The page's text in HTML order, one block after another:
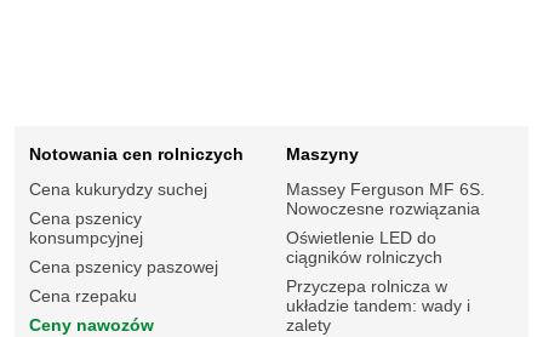
Notowania cen rolniczych
Cena kukurydzy suchej
Cena pszenicy
konsumpcyjnej
Cena pszenicy paszowej
Cena rzepaku
Ceny nawozów
Maszyny
Massey Ferguson MF 6S.
Nowoczesne rozwiązania
Oświetlenie LED do
ciągników rolniczych
Przyczepa rolnicza w
układzie tandem: wady i
zalety